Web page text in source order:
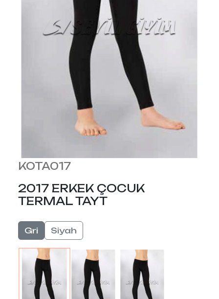
KOTA017
2017 ERKEK ÇOCUK
TERMAL TAYT
Gri Siyah